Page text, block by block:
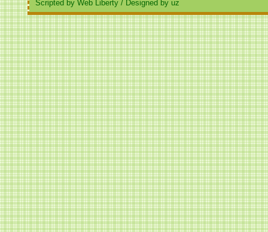
Scripted by Web Liberty / Designed by uz